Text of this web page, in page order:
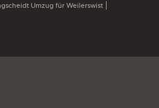
Umzug für Weilerswist